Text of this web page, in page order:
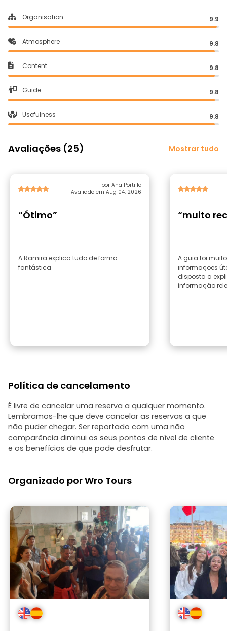
Organisation 9.9
Atmosphere 9.8
Content 9.8
Guide 9.8
Usefulness 9.8
Avaliações (25) Mostrar tudo
por Ana Portillo
Avaliado em Aug 04, 2026
“Ótimo”
A Ramira explica tudo de forma
fantástica
“muito
A guia foi
informações
disposta a
informação
Política de cancelamento
É livre de cancelar uma reserva a qualquer momento.
Lembramos-lhe que deve cancelar as reservas a que
não puder chegar. Ser reportado com uma não
comparência diminui os seus pontos de nível de cliente
e os benefícios de que pode desfrutar.
Organizado por Wro Tours